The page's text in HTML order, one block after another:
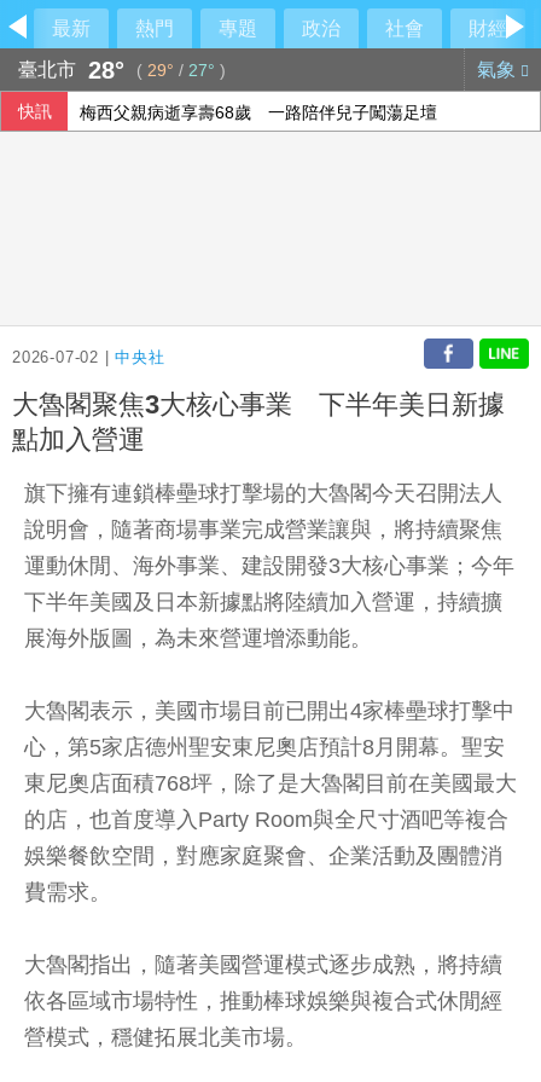
最新 熱門 專題 政治 社會
財經
臺北市 28° ( 29° / 27° ) 氣象
快訊 梅西父親病逝享壽68歲 一路陪伴兒子闖蕩足壇
2026-07-02 |中央社
大魯閣聚焦3大核心事業 下半年美日新據
點加入營運
旗下擁有連鎖棒壘球打擊場的大魯閣今天召開法人
說明會，隨著商場事業完成營業讓與，將持續聚焦
運動休閒、海外事業、建設開發3大核心事業；今年
下半年美國及日本新據點將陸續加入營運，持續擴
展海外版圖，為未來營運增添動能。
大魯閣表示，美國市場目前已開出4家棒壘球打擊中
心，第5家店德州聖安東尼奧店預計8月開幕。聖安
東尼奧店面積768坪，除了是大魯閣目前在美國最大
的店，也首度導入Party Room與全尺寸酒吧等複合
娛樂餐飲空間，對應家庭聚會、企業活動及團體消
費需求。
大魯閣指出，隨著美國營運模式逐步成熟，將持續
依各區域市場特性，推動棒球娛樂與複合式休閒經
營模式，穩健拓展北美市場。